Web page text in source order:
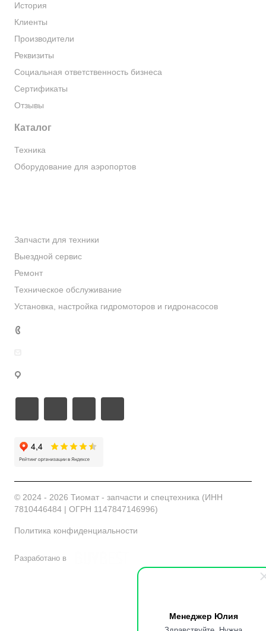
Менеджер Юлия
История
Клиенты
Производители
Реквизиты
Социальная ответственность бизнеса
Сертификаты
Отзывы
Каталог
Техника
Оборудование для аэропортов
Запчасти для техники
Выездной сервис
Ремонт
Техническое обслуживание
Установка, настройка гидромоторов и гидронасосов
© 2024 - 2026 Тиомат - запчасти и спецтехника (ИНН
7810446484 | ОГРН 1147847146996)
Политика конфиденциальности
Разработано в